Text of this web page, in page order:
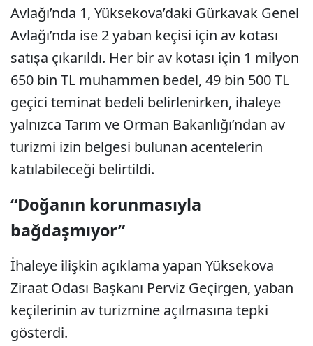
Avlağı’nda 1, Yüksekova’daki Gürkavak Genel
Avlağı’nda ise 2 yaban keçisi için av kotası
satışa çıkarıldı. Her bir av kotası için 1 milyon
650 bin TL muhammen bedel, 49 bin 500 TL
geçici teminat bedeli belirlenirken, ihaleye
yalnızca Tarım ve Orman Bakanlığı’ndan av
turizmi izin belgesi bulunan acentelerin
katılabileceği belirtildi.
“Doğanın korunmasıyla
bağdaşmıyor”
İhaleye ilişkin açıklama yapan Yüksekova
Ziraat Odası Başkanı Perviz Geçirgen, yaban
keçilerinin av turizmine açılmasına tepki
gösterdi.